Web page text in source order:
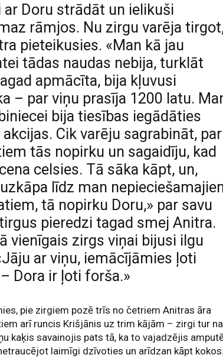
ar Doru strādāt un ielikuši
rāmjos. Nu zirgu varēja
pieteikusies. «Man kā jau
tādas naudas nebija, turklāt
apmācīta, bija kļuvusi
– par viņu prasīja 1200 latu.
bija tiesības iegādāties
Cik varēju sagrabināt, par
tās nopirku un sagaidīju, kad
celsies. Tā sāka kāpt, un,
līdz man
tā nopirku Doru,» par savu
pieredzi tagad smej Anitra.
vienīgais zirgs viņai bijusi ilgu
ar viņu, iemācījāmies ļoti
Dora ir ļoti forša.»
pie zirgiem pozē trīs no četriem Anitras āra
arī runcis Krišjānis uz trim kājām – zirgi tur
kaķis savainojis pats tā, ka to vajadzējis
laimīgi dzīvoties un arīdzan kāpt kokos.